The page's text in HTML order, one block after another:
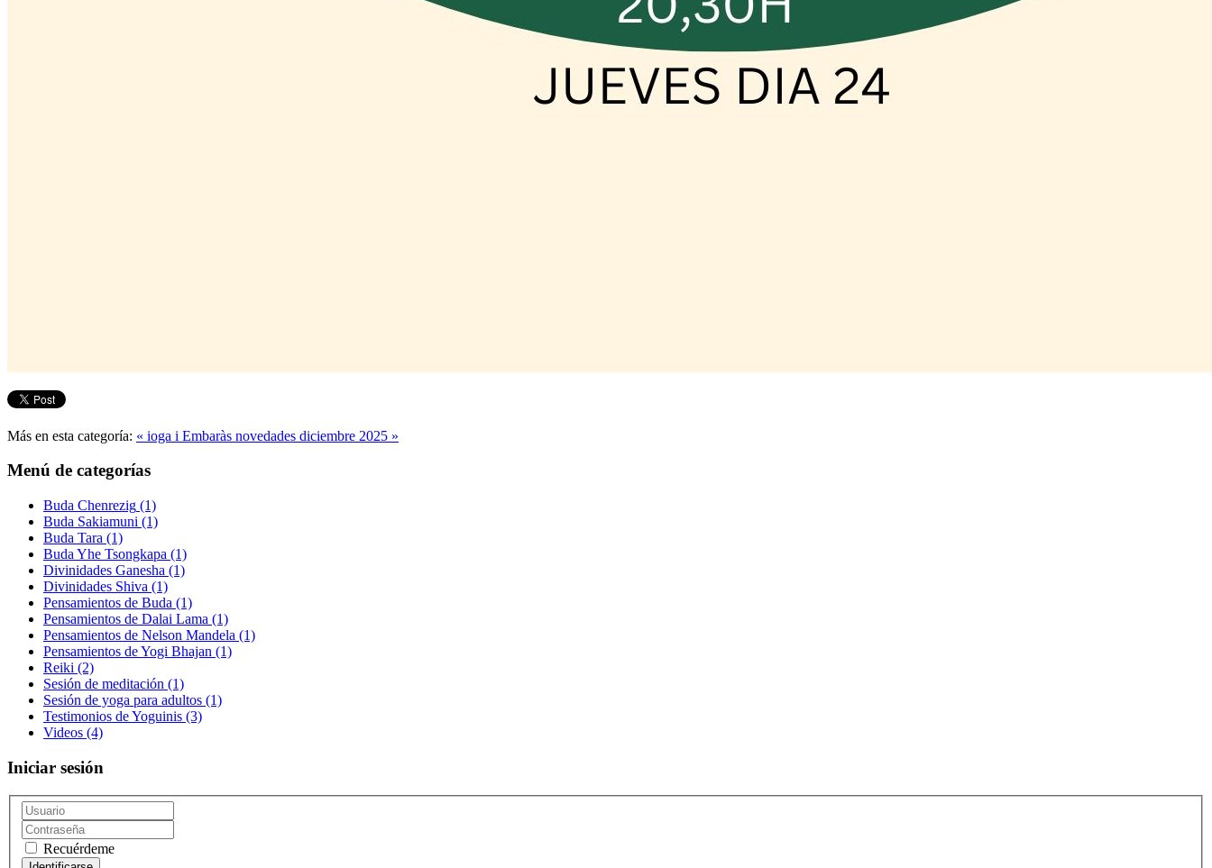
Más en esta categoría: « ioga i Embaràs novedades diciembre 2025 »
Menú de categorías
Buda Chenrezig (1)
Buda Sakiamuni (1)
Buda Tara (1)
Buda Yhe Tsongkapa (1)
Divinidades Ganesha (1)
Divinidades Shiva (1)
Pensamientos de Buda (1)
Pensamientos de Dalai Lama (1)
Pensamientos de Nelson Mandela (1)
Pensamientos de Yogi Bhajan (1)
Reiki (2)
Sesión de meditación (1)
Sesión de yoga para adultos (1)
Testimonios de Yoguinis (3)
Videos (4)
Iniciar sesión
Recuérdeme